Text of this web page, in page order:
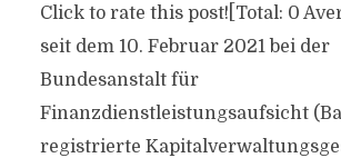
Click to rate this post![Total: 0
seit dem 10. Februar 2021 bei der
Bundesanstalt für
Finanzdienstleistungsaufsicht
registrierte